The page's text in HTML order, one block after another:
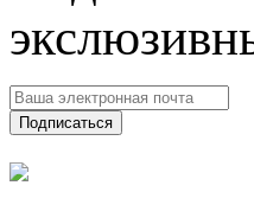
Подписаться